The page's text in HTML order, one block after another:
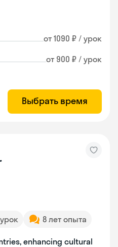
от 1090 ₽ / урок
от 900 ₽ / урок
Выбрать время
8 лет опыта
enhancing cultural